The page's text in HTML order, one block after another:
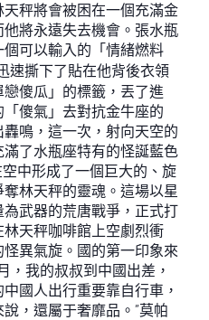
秤將會被困在一個充滿金
將永遠失去機會。張水瓶
可以輸入的「情緒燃料
速撕下了貼在他背後衣領
傻瓜」的標籤，丟了進
傻氣」去對抗金牛座的
轟鳴，這一次，射向天空的
了水瓶座特有的怪誕藍色
中形成了一個巨大的、旋
林天秤的靈魂。這場以星
武器的荒唐戰爭，正式打
天秤咖啡館上空劇烈衝
異氣旋。國的第一印象來
，我的叔叔到中國出差，
國人出行重要靠自行車，
，還屬于奢靡品。”莫帕